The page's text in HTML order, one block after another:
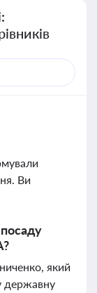
Ви
який
державну